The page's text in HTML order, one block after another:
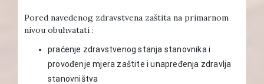
Pored navedenog zdravstvena zaštita na primarnom
nivou obuhvatati :
praćenje zdravstvenog stanja stanovnika i
provođenje mjera zaštite i unapređenja zdravlja
stanovništva